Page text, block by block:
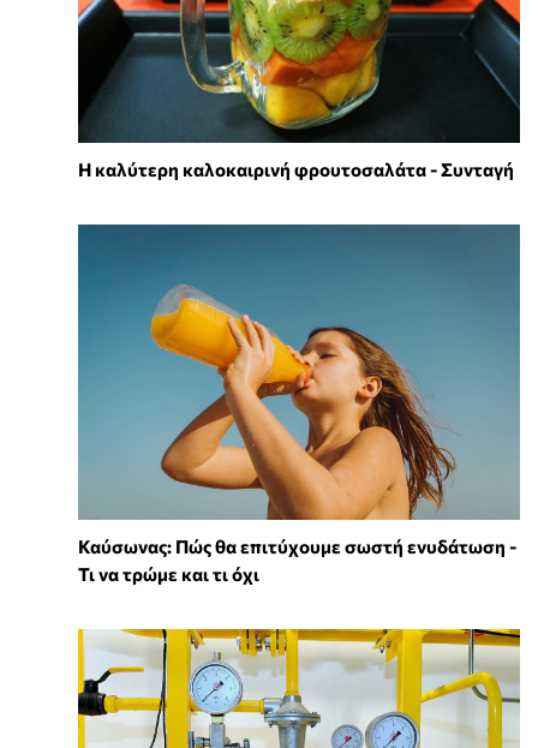
Η καλύτερη καλοκαιρινή φρουτοσαλάτα - Συνταγή
Καύσωνας: Πώς θα επιτύχουμε σωστή ενυδάτωση -
Τι να τρώμε και τι όχι